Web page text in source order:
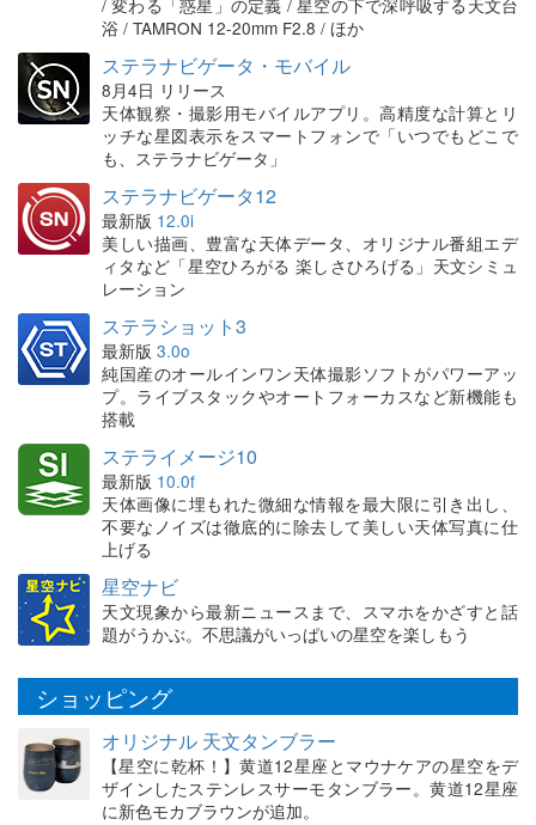
/ 変わる「惑星」の定義 / 星空の下で深呼吸する天文台
浴 / TAMRON 12-20mm F2.8 / ほか
ステラナビゲータ・モバイル
8月4日 リリース
天体観察・撮影用モバイルアプリ。高精度な計算とリ
ッチな星図表示をスマートフォンで「いつでもどこで
も、ステラナビゲータ」
ステラナビゲータ12
最新版 12.0i
美しい描画、豊富な天体データ、オリジナル番組エデ
ィタなど「星空ひろがる 楽しさひろげる」天文シミュ
レーション
ステラショット3
最新版 3.0o
純国産のオールインワン天体撮影ソフトがパワーアッ
プ。ライブスタックやオートフォーカスなど新機能も
搭載
ステライメージ10
最新版 10.0f
天体画像に埋もれた微細な情報を最大限に引き出し、
不要なノイズは徹底的に除去して美しい天体写真に仕
上げる
星空ナビ
天文現象から最新ニュースまで、スマホをかざすと話
題がうかぶ。不思議がいっぱいの星空を楽しもう
ショッピング
オリジナル 天文タンブラー
【星空に乾杯！】黄道12星座とマウナケアの星空をデ
ザインしたステンレスサーモタンブラー。黄道12星座
に新色モカブラウンが追加。